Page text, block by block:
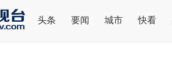
头条 要闻 城市 快看